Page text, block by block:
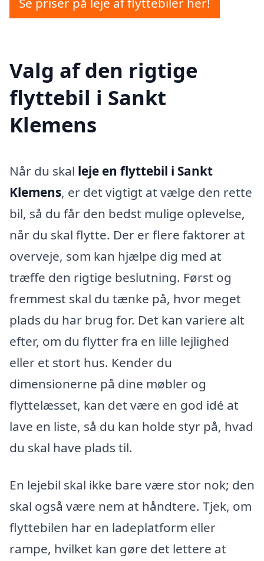
Valg af den rigtige
flyttebil i Sankt
Klemens
Når du skal leje en flyttebil i Sankt
Klemens, er det vigtigt at vælge den rette
bil, så du får den bedst mulige oplevelse,
når du skal flytte. Der er flere faktorer at
overveje, som kan hjælpe dig med at
træffe den rigtige beslutning. Først og
fremmest skal du tænke på, hvor meget
plads du har brug for. Det kan variere alt
efter, om du flytter fra en lille lejlighed
eller et stort hus. Kender du
dimensionerne på dine møbler og
flyttelæsset, kan det være en god idé at
lave en liste, så du kan holde styr på, hvad
du skal have plads til.
En lejebil skal ikke bare være stor nok; den
skal også være nem at håndtere. Tjek, om
flyttebilen har en ladeplatform eller
rampe, hvilket kan gøre det lettere at